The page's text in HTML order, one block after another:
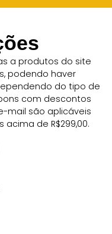
a produtos do site
podendo haver
do tipo de
com descontos
mail são aplicáveis
de R$299,00.